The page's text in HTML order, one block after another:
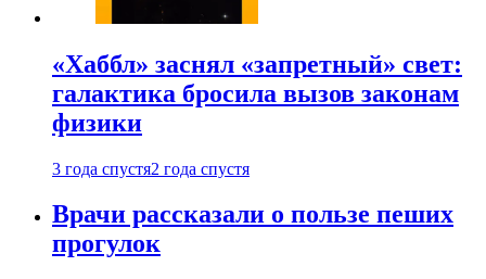
«Хаббл» заснял «запретный» свет:
галактика бросила вызов законам
физики
3 года спустя2 года спустя
Врачи рассказали о пользе пеших
прогулок